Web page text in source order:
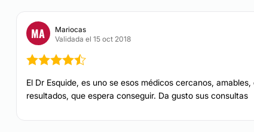
MA
Mariocas
Validada el 15 oct 2018
El Dr Esquide, es uno se esos médicos cercanos,
resultados, que espera conseguir. Da gusto sus consultas